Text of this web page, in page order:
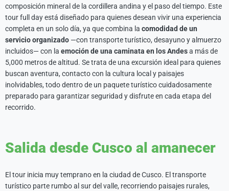
composición mineral de la cordillera andina y el paso del tiempo. Este
tour full day está diseñado para quienes desean vivir una experiencia
completa en un solo día, ya que combina la comodidad de un
servicio organizado —con transporte turístico, desayuno y almuerzo
incluidos— con la emoción de una caminata en los Andesa más de
5,000 metros de altitud. Se trata de una excursión ideal para quienes
buscan aventura, contacto con la cultura local y paisajes
inolvidables, todo dentro de un paquete turístico cuidadosamente
preparado para garantizar seguridad y disfrute en cada etapa del
recorrido.
Salida desde Cusco al amanecer
El tour inicia muy temprano en la ciudad de Cusco. El transporte
turístico parte rumbo al sur del valle, recorriendo paisajes rurales,